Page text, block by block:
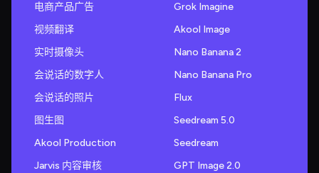
电商产品广告
视频翻译
实时摄像头
会说话的数字人
会说话的照片
图生图
Akool Production
Jarvis 内容审核
Grok Imagine
Akool Image
Nano Banana 2
Nano Banana Pro
Flux
Seedream 5.0
Seedream
GPT Image 2.0